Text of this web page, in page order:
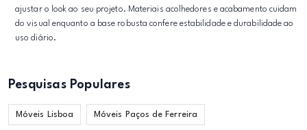
ajustar o look ao seu projeto. Materiais acolhedores e acabamento cuidam
do visual enquanto a base robusta confere estabilidade e durabilidade ao
uso diário.
Pesquisas Populares
Móveis Lisboa Móveis Paços de Ferreira